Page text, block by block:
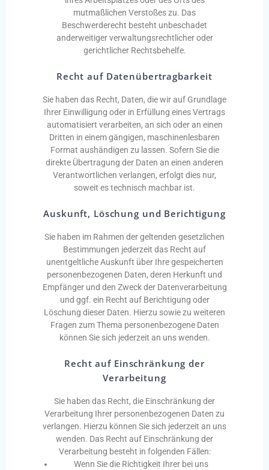
mutmaßlichen Verstoßes zu. Das
Beschwerderecht besteht unbeschadet
anderweitiger verwaltungsrechtlicher oder
gerichtlicher Rechtsbehelfe.
Recht auf Datenübertragbarkeit
Sie haben das Recht, Daten, die wir auf Grundlage
Ihrer Einwilligung oder in Erfüllung eines Vertrags
automatisiert verarbeiten, an sich oder an einen
Dritten in einem gängigen, maschinenlesbaren
Format aushändigen zu lassen. Sofern Sie die
direkte Übertragung der Daten an einen anderen
Verantwortlichen verlangen, erfolgt dies nur,
soweit es technisch machbar ist.
Auskunft, Löschung und Berichtigung
Sie haben im Rahmen der geltenden gesetzlichen
Bestimmungen jederzeit das Recht auf
unentgeltliche Auskunft über Ihre gespeicherten
personenbezogenen Daten, deren Herkunft und
Empfänger und den Zweck der Datenverarbeitung
und ggf. ein Recht auf Berichtigung oder
Löschung dieser Daten. Hierzu sowie zu weiteren
Fragen zum Thema personenbezogene Daten
können Sie sich jederzeit an uns wenden.
Recht auf Einschränkung der
Verarbeitung
Sie haben das Recht, die Einschränkung der
Verarbeitung Ihrer personenbezogenen Daten zu
verlangen. Hierzu können Sie sich jederzeit an uns
wenden. Das Recht auf Einschränkung der
Verarbeitung besteht in folgenden Fällen:
Wenn Sie die Richtigkeit Ihrer bei uns